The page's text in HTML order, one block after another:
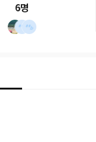
6명